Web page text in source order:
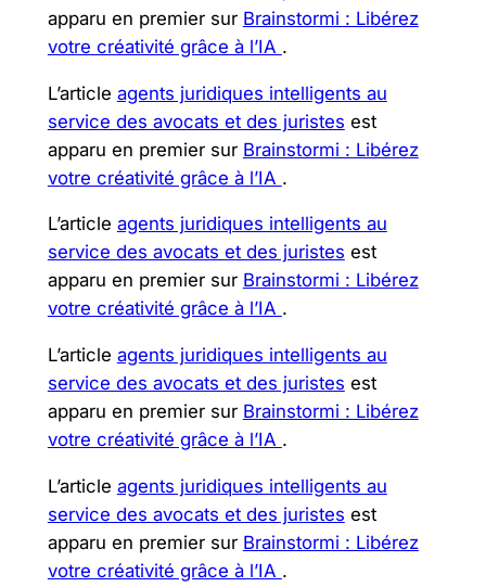
apparu en premier sur Brainstormi : Libérez
votre créativité grâce à l’IA .
L’article agents juridiques intelligents au
service des avocats et des juristes est
apparu en premier sur Brainstormi : Libérez
votre créativité grâce à l’IA .
L’article agents juridiques intelligents au
service des avocats et des juristes est
apparu en premier sur Brainstormi : Libérez
votre créativité grâce à l’IA .
L’article agents juridiques intelligents au
service des avocats et des juristes est
apparu en premier sur Brainstormi : Libérez
votre créativité grâce à l’IA .
L’article agents juridiques intelligents au
service des avocats et des juristes est
apparu en premier sur Brainstormi : Libérez
votre créativité grâce à l’IA .